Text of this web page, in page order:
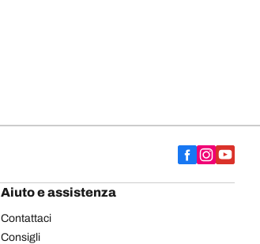
Aiuto e assistenza
Contattaci
Consigli